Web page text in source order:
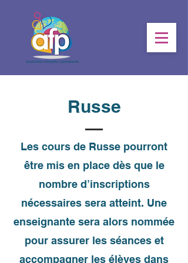
Russe
Les cours de Russe pourront
être mis en place dès que le
nombre d’inscriptions
nécessaires sera atteint. Une
enseignante sera alors nommée
pour assurer les séances et
accompagner les élèves dans